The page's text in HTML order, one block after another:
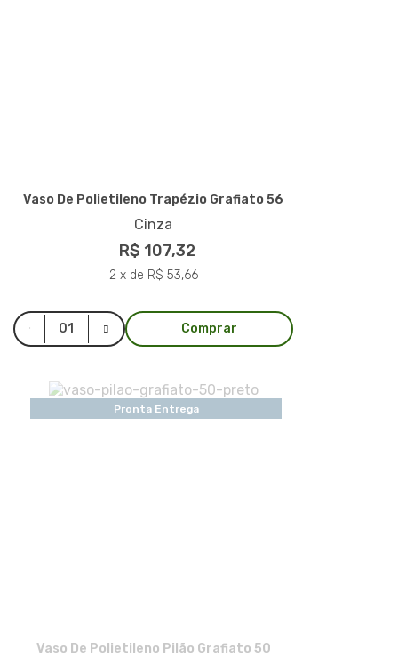
Vaso De Polietileno Trapézio Grafiato 56
Cinza
R$ 107,32
2 x de R$ 53,66
Comprar
Pronta Entrega
Vaso De Polietileno Pilão Grafiato 50